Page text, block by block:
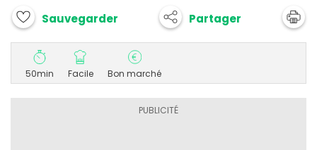
Sauvegarder Partager
50min Facile Bon marché